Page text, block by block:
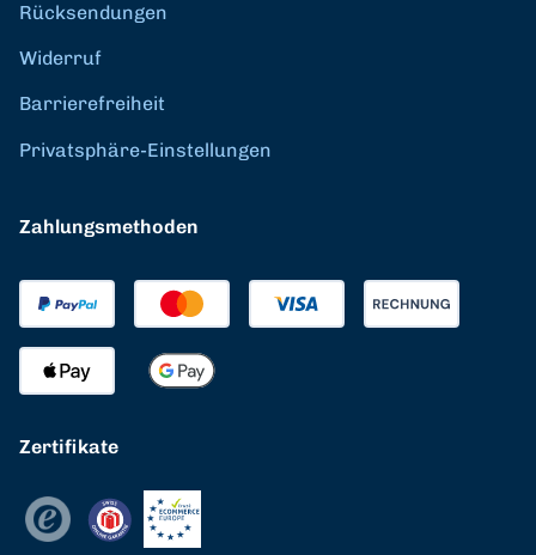
Rücksendungen
Widerruf
Barrierefreiheit
Privatsphäre-Einstellungen
Zahlungsmethoden
Zertifikate